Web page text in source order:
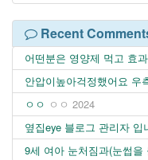
Recent
어떤분은 영양제 먹고 효
안압이높아걱정했어요 우
ㅇㅇ ㅇㅇ 2024
옆집eye 블로그 관리자 입
9세 여아 눈처짐과(눈썹을